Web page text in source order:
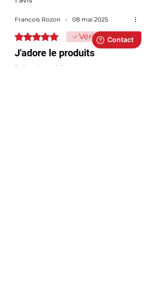
Francois Rozon • 08 mai 2025
Noté 5 sur 5. Vérifié
J'adore le produits
J'adore le produits